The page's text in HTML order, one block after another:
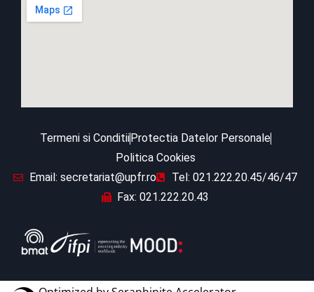
Termeni si Conditii Protectia Datelor Personale
Politica Cookies
Email: secretariat@upfr.ro
Tel: 021.222.20.45/46/47
Fax: 021.222.20.43